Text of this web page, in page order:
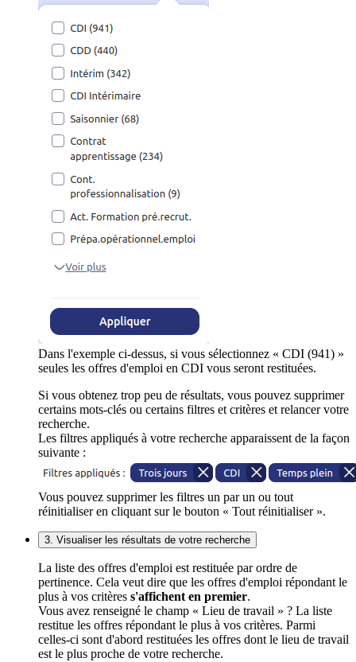
Dans l'exemple ci-dessus, si vous sélectionnez « CDI (941) »
seules les offres d'emploi en CDI vous seront restituées.
Si vous obtenez trop peu de résultats, vous pouvez supprimer
certains mots-clés ou certains filtres et critères et relancer votre
recherche.
Les filtres appliqués à votre recherche apparaissent de la façon
suivante :
Vous pouvez supprimer les filtres un par un ou tout
réinitialiser en cliquant sur le bouton « Tout réinitialiser ».
3. Visualiser les résultats de votre recherche
La liste des offres d'emploi est restituée par ordre de
pertinence. Cela veut dire que les offres d'emploi répondant le
plus à vos critères s'affichent en premier.
Vous avez renseigné le champ « Lieu de travail » ? La liste
restitue les offres répondant le plus à vos critères. Parmi
celles-ci sont d'abord restituées les offres dont le lieu de travail
est le plus proche de votre recherche.